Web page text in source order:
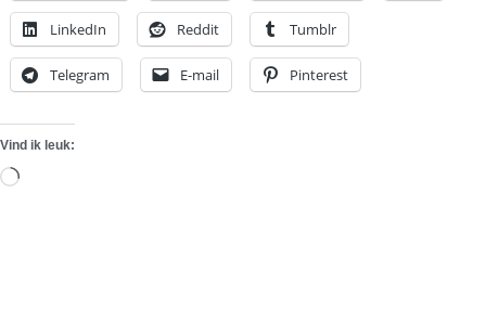
LinkedIn Reddit Tumblr
Telegram E-mail Pinterest
Vind ik leuk:
Aan